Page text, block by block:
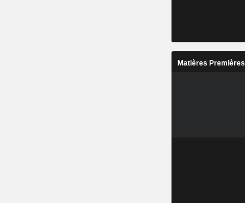
Matières Premières